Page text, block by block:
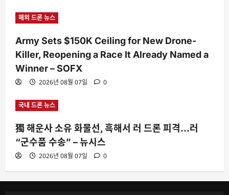
해외 드론 뉴스
Army Sets $150K Ceiling for New Drone-
Killer, Reopening a Race It Already Named a
Winner – SOFX
2026년 08월 07일 0
국내 드론 뉴스
獨 해운사 소유 화물선, 흑해서 러 드론 피격…러
“군수품 수송” – 뉴시스
2026년 08월 07일 0